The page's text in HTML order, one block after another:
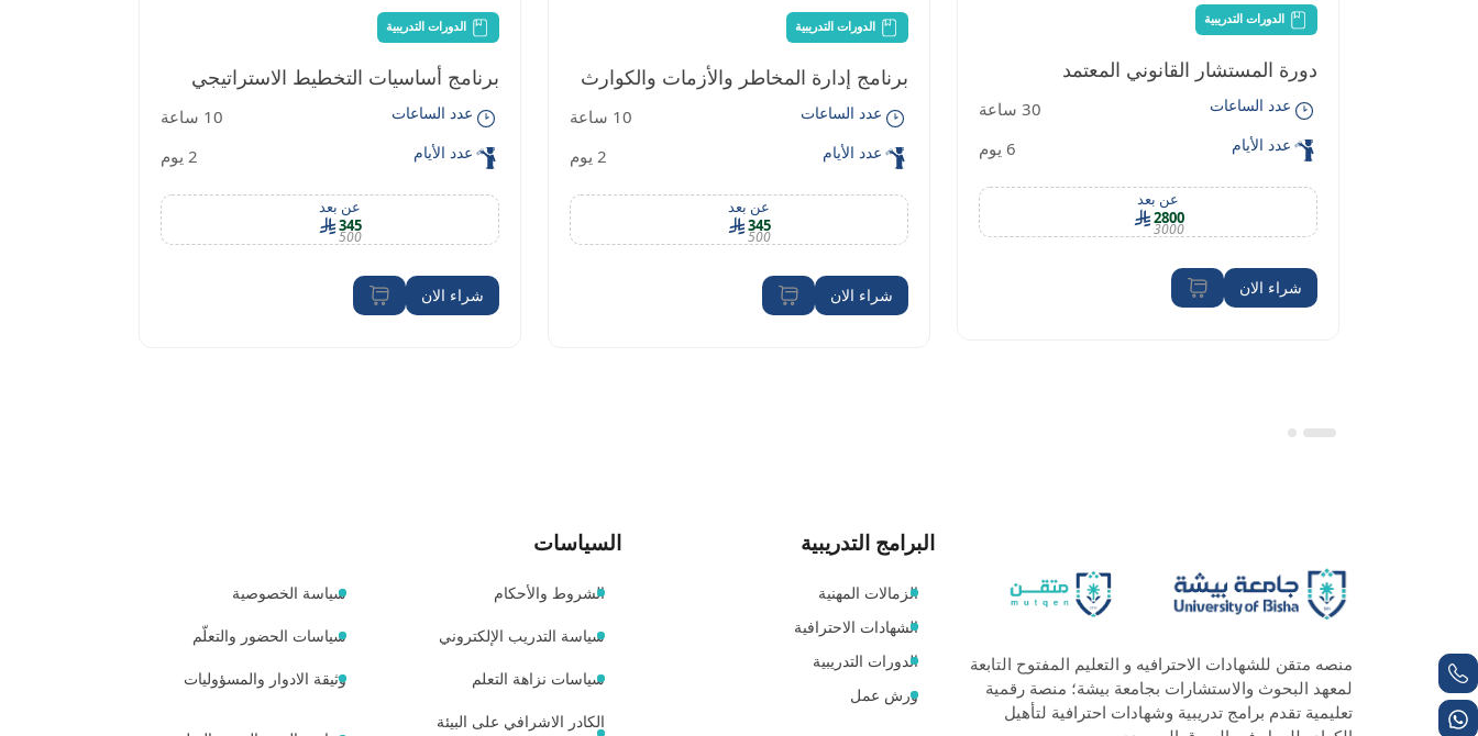
الدورات التدريبية
دورة المستشار القانوني المعتمد
عدد الساعات 30 ساعة
عدد الأيام 6 يوم
عن بعد
2800
3000
شراء الان
الدورات التدريبية
برنامج إدارة المخاطر والأزمات والكوارث
عدد الساعات 10 ساعة
عدد الأيام 2 يوم
عن بعد
345
500
شراء الان
الدورات التدريبية
برنامج أساسيات التخطيط الاستراتيجي
عدد الساعات 10 ساعة
عدد الأيام 2 يوم
عن بعد
345
500
شراء الان
منصه متقن للشهادات الاحترافيه و التعليم المفتوح التابعة
لمعهد البحوث والاستشارات بجامعة بيشة؛ منصة رقمية
تعليمية تقدم برامج تدريبية وشهادات احترافية لتأهيل
البرامج التدريبية
الزمالات المهنية
الشهادات الاحترافية
الدورات التدريبية
ورش عمل
السياسات
الشروط والأحكام سياسة الخصوصية
سياسة التدريب الإلكتروني سياسات الحضور والتعلّم
سياسات نزاهة التعلم وثيقة الادوار والمسؤوليات
الكادر الاشرافي على البيئة